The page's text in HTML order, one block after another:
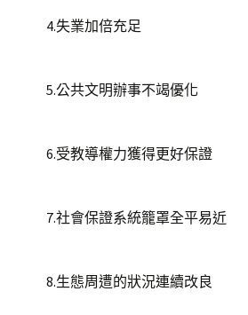
4.失業加倍充足
5.公共文明辦事不竭優化
6.受教導權力獲得更好保證
7.社會保證系統籠罩全平易近
8.生態周遭的狀況連續改良